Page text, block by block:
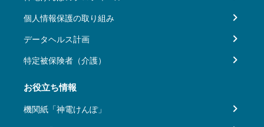
個人情報保護の取り組み
データヘルス計画
特定被保険者（介護）
お役立ち情報
機関紙「神電けんぽ」